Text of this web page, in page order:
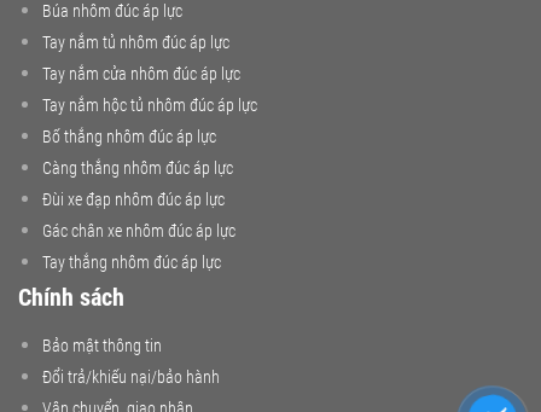
Búa nhôm đúc áp lực
Tay nắm tủ nhôm đúc áp lực
Tay nắm cửa nhôm đúc áp lực
Tay nắm hộc tủ nhôm đúc áp lực
Bố thắng nhôm đúc áp lực
Càng thắng nhôm đúc áp lực
Đùi xe đạp nhôm đúc áp lực
Gác chân xe nhôm đúc áp lực
Tay thắng nhôm đúc áp lực
Chính sách
Bảo mật thông tin
Đổi trả/khiếu nại/bảo hành